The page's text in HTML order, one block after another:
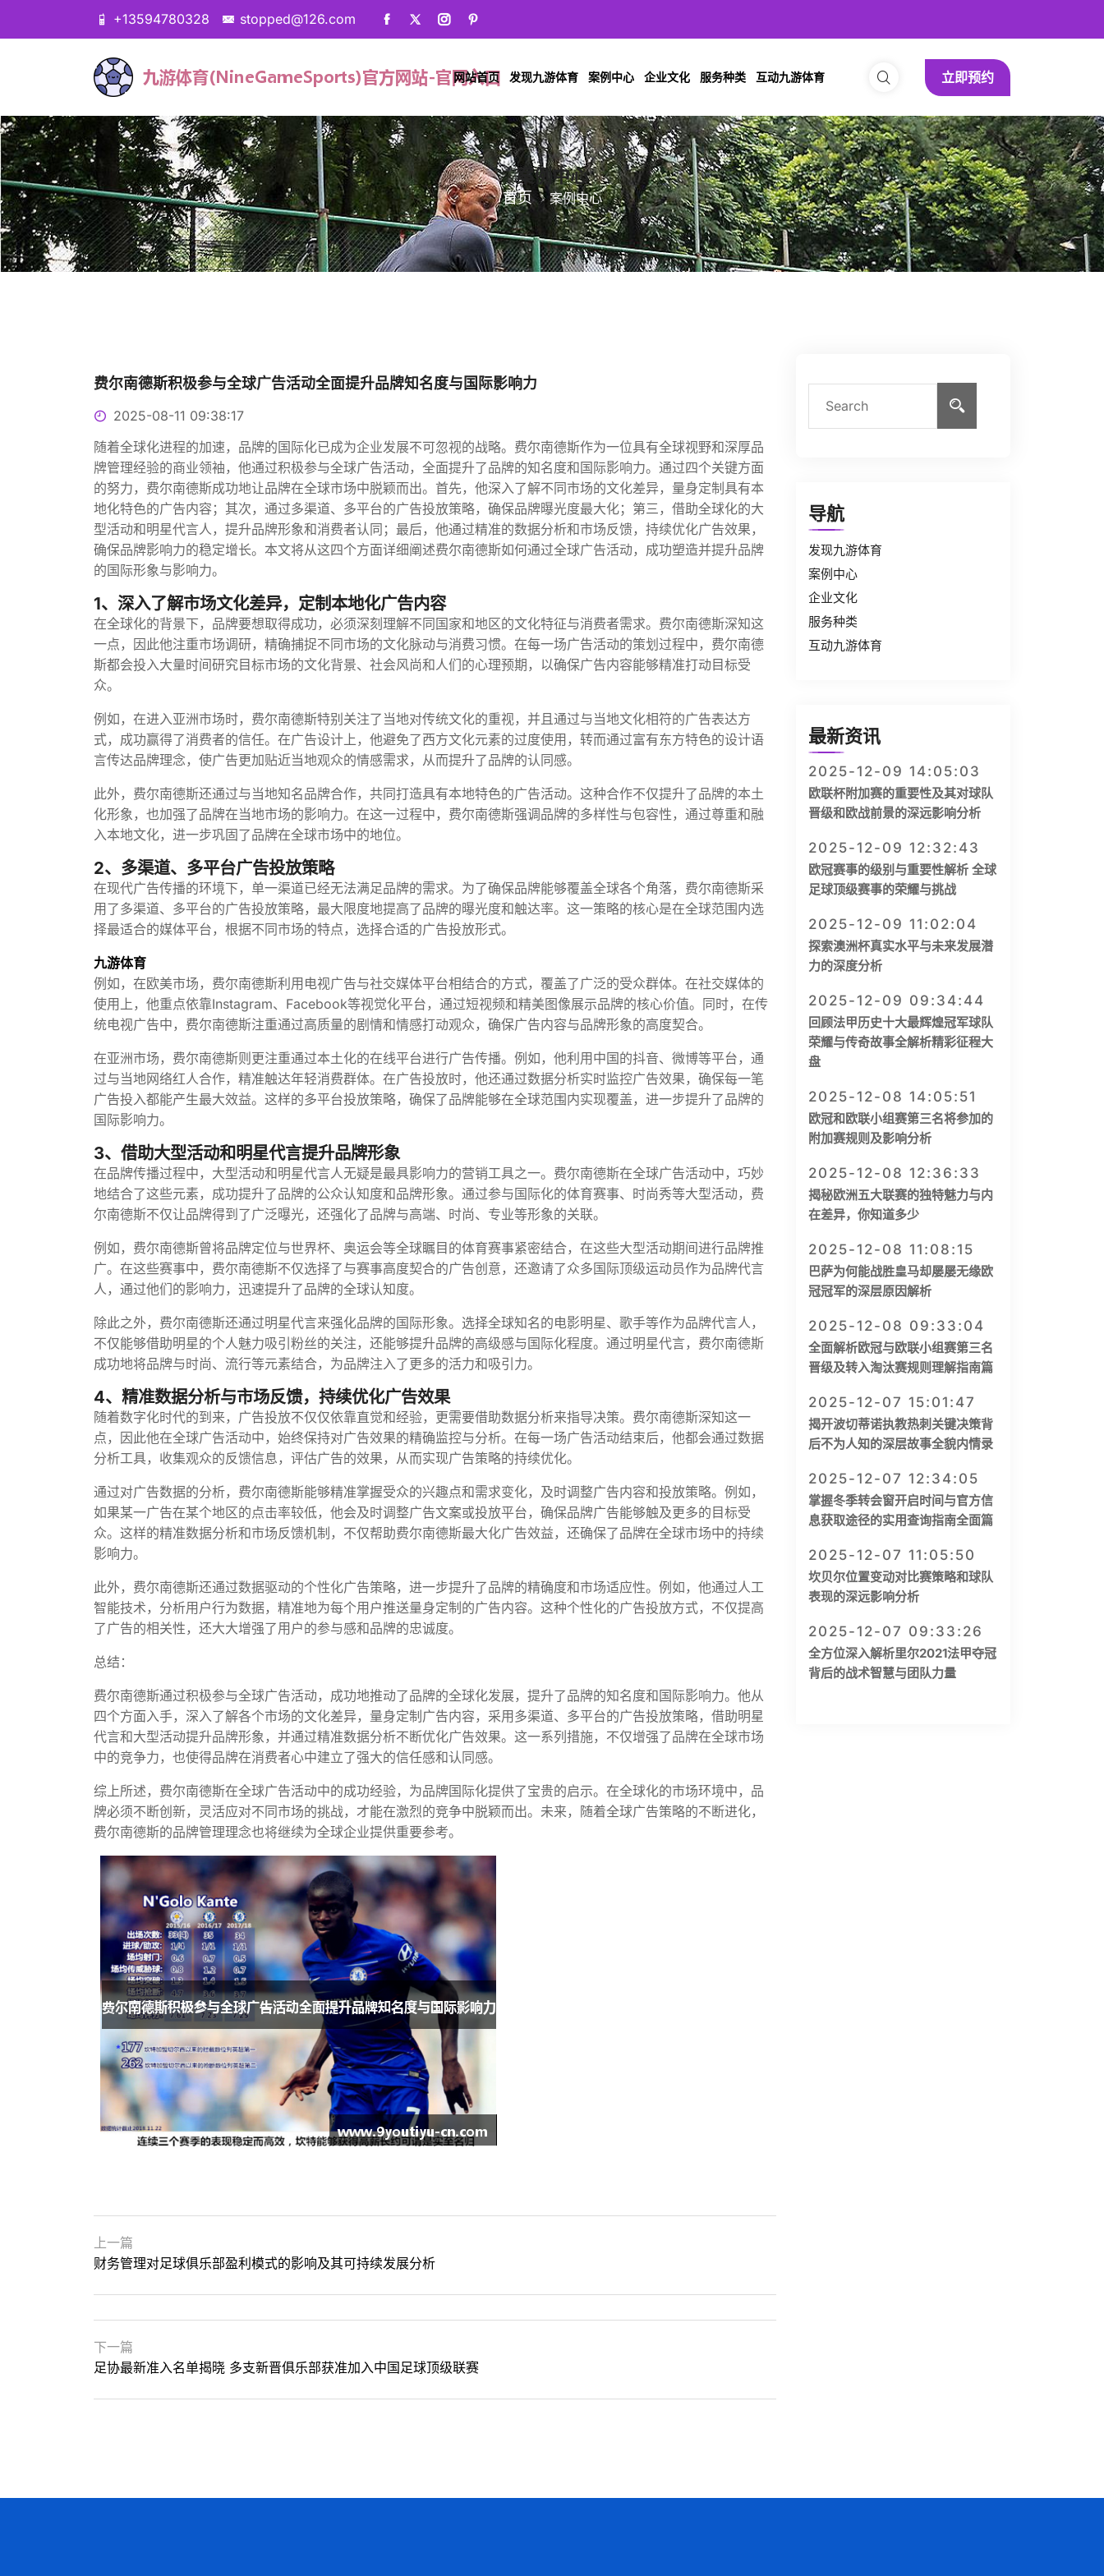
+13594780328 stopped@126.com
网站首页 发现九游体育 案例中心 企业文化 服务种类 互动九游体育 立即预约
案例中心
首页 案例中心
费尔南德斯积极参与全球广告活动全面提升品牌知名度与国际影响力
2025-08-11 09:38:17
随着全球化进程的加速，品牌的国际化已成为企业发展不可忽视的战略。费尔南德斯作为一位具有全球视野和深厚品
牌管理经验的商业领袖，他通过积极参与全球广告活动，全面提升了品牌的知名度和国际影响力。通过四个关键方面
的努力，费尔南德斯成功地让品牌在全球市场中脱颖而出。首先，他深入了解不同市场的文化差异，量身定制具有本
地化特色的广告内容；其次，通过多渠道、多平台的广告投放策略，确保品牌曝光度最大化；第三，借助全球化的大
型活动和明星代言人，提升品牌形象和消费者认同；最后，他通过精准的数据分析和市场反馈，持续优化广告效果，
确保品牌影响力的稳定增长。本文将从这四个方面详细阐述费尔南德斯如何通过全球广告活动，成功塑造并提升品牌
的国际形象与影响力。
1、深入了解市场文化差异，定制本地化广告内容
在全球化的背景下，品牌要想取得成功，必须深刻理解不同国家和地区的文化特征与消费者需求。费尔南德斯深知这
一点，因此他注重市场调研，精确捕捉不同市场的文化脉动与消费习惯。在每一场广告活动的策划过程中，费尔南德
斯都会投入大量时间研究目标市场的文化背景、社会风尚和人们的心理预期，以确保广告内容能够精准打动目标受
众。
例如，在进入亚洲市场时，费尔南德斯特别关注了当地对传统文化的重视，并且通过与当地文化相符的广告表达方
式，成功赢得了消费者的信任。在广告设计上，他避免了西方文化元素的过度使用，转而通过富有东方特色的设计语
言传达品牌理念，使广告更加贴近当地观众的情感需求，从而提升了品牌的认同感。
此外，费尔南德斯还通过与当地知名品牌合作，共同打造具有本地特色的广告活动。这种合作不仅提升了品牌的本土
化形象，也加强了品牌在当地市场的影响力。在这一过程中，费尔南德斯强调品牌的多样性与包容性，通过尊重和融
入本地文化，进一步巩固了品牌在全球市场中的地位。
2、多渠道、多平台广告投放策略
在现代广告传播的环境下，单一渠道已经无法满足品牌的需求。为了确保品牌能够覆盖全球各个角落，费尔南德斯采
用了多渠道、多平台的广告投放策略，最大限度地提高了品牌的曝光度和触达率。这一策略的核心是在全球范围内选
择最适合的媒体平台，根据不同市场的特点，选择合适的广告投放形式。
九游体育
例如，在欧美市场，费尔南德斯利用电视广告与社交媒体平台相结合的方式，覆盖了广泛的受众群体。在社交媒体的
使用上，他重点依靠Instagram、Facebook等视觉化平台，通过短视频和精美图像展示品牌的核心价值。同时，在传
统电视广告中，费尔南德斯注重通过高质量的剧情和情感打动观众，确保广告内容与品牌形象的高度契合。
在亚洲市场，费尔南德斯则更注重通过本土化的在线平台进行广告传播。例如，他利用中国的抖音、微博等平台，通
过与当地网络红人合作，精准触达年轻消费群体。在广告投放时，他还通过数据分析实时监控广告效果，确保每一笔
广告投入都能产生最大效益。这样的多平台投放策略，确保了品牌能够在全球范围内实现覆盖，进一步提升了品牌的
国际影响力。
3、借助大型活动和明星代言提升品牌形象
在品牌传播过程中，大型活动和明星代言人无疑是最具影响力的营销工具之一。费尔南德斯在全球广告活动中，巧妙
地结合了这些元素，成功提升了品牌的公众认知度和品牌形象。通过参与国际化的体育赛事、时尚秀等大型活动，费
尔南德斯不仅让品牌得到了广泛曝光，还强化了品牌与高端、时尚、专业等形象的关联。
例如，费尔南德斯曾将品牌定位与世界杯、奥运会等全球瞩目的体育赛事紧密结合，在这些大型活动期间进行品牌推
广。在这些赛事中，费尔南德斯不仅选择了与赛事高度契合的广告创意，还邀请了众多国际顶级运动员作为品牌代言
人，通过他们的影响力，迅速提升了品牌的全球认知度。
除此之外，费尔南德斯还通过明星代言来强化品牌的国际形象。选择全球知名的电影明星、歌手等作为品牌代言人，
不仅能够借助明星的个人魅力吸引粉丝的关注，还能够提升品牌的高级感与国际化程度。通过明星代言，费尔南德斯
成功地将品牌与时尚、流行等元素结合，为品牌注入了更多的活力和吸引力。
4、精准数据分析与市场反馈，持续优化广告效果
随着数字化时代的到来，广告投放不仅仅依靠直觉和经验，更需要借助数据分析来指导决策。费尔南德斯深知这一
点，因此他在全球广告活动中，始终保持对广告效果的精确监控与分析。在每一场广告活动结束后，他都会通过数据
分析工具，收集观众的反馈信息，评估广告的效果，从而实现广告策略的持续优化。
通过对广告数据的分析，费尔南德斯能够精准掌握受众的兴趣点和需求变化，及时调整广告内容和投放策略。例如，
如果某一广告在某个地区的点击率较低，他会及时调整广告文案或投放平台，确保品牌广告能够触及更多的目标受
众。这样的精准数据分析和市场反馈机制，不仅帮助费尔南德斯最大化广告效益，还确保了品牌在全球市场中的持续
影响力。
此外，费尔南德斯还通过数据驱动的个性化广告策略，进一步提升了品牌的精确度和市场适应性。例如，他通过人工
智能技术，分析用户行为数据，精准地为每个用户推送量身定制的广告内容。这种个性化的广告投放方式，不仅提高
了广告的相关性，还大大增强了用户的参与感和品牌的忠诚度。
总结：
费尔南德斯通过积极参与全球广告活动，成功地推动了品牌的全球化发展，提升了品牌的知名度和国际影响力。他从
四个方面入手，深入了解各个市场的文化差异，量身定制广告内容，采用多渠道、多平台的广告投放策略，借助明星
代言和大型活动提升品牌形象，并通过精准数据分析不断优化广告效果。这一系列措施，不仅增强了品牌在全球市场
中的竞争力，也使得品牌在消费者心中建立了强大的信任感和认同感。
综上所述，费尔南德斯在全球广告活动中的成功经验，为品牌国际化提供了宝贵的启示。在全球化的市场环境中，品
牌必须不断创新，灵活应对不同市场的挑战，才能在激烈的竞争中脱颖而出。未来，随着全球广告策略的不断进化，
费尔南德斯的品牌管理理念也将继续为全球企业提供重要参考。
上一篇
财务管理对足球俱乐部盈利模式的影响及其可持续发展分析
下一篇
足协最新准入名单揭晓 多支新晋俱乐部获准加入中国足球顶级联赛
导航
发现九游体育
案例中心
企业文化
服务种类
互动九游体育
最新资讯
2025-12-09 14:05:03
欧联杯附加赛的重要性及其对球队
晋级和欧战前景的深远影响分析
2025-12-09 12:32:43
欧冠赛事的级别与重要性解析 全球
足球顶级赛事的荣耀与挑战
2025-12-09 11:02:04
探索澳洲杯真实水平与未来发展潜
力的深度分析
2025-12-09 09:34:44
回顾法甲历史十大最辉煌冠军球队
荣耀与传奇故事全解析精彩征程大
盘
2025-12-08 14:05:51
欧冠和欧联小组赛第三名将参加的
附加赛规则及影响分析
2025-12-08 12:36:33
揭秘欧洲五大联赛的独特魅力与内
在差异，你知道多少
2025-12-08 11:08:15
巴萨为何能战胜皇马却屡屡无缘欧
冠冠军的深层原因解析
2025-12-08 09:33:04
全面解析欧冠与欧联小组赛第三名
晋级及转入淘汰赛规则理解指南篇
2025-12-07 15:01:47
揭开波切蒂诺执教热刺关键决策背
后不为人知的深层故事全貌内情录
2025-12-07 12:34:05
掌握冬季转会窗开启时间与官方信
息获取途径的实用查询指南全面篇
2025-12-07 11:05:50
坎贝尔位置变动对比赛策略和球队
表现的深远影响分析
2025-12-07 09:33:26
全方位深入解析里尔2021法甲夺冠
背后的战术智慧与团队力量